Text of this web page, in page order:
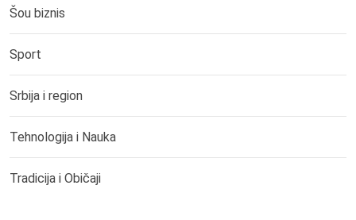
Šou biznis
Sport
Srbija i region
Tehnologija i Nauka
Tradicija i Običaji